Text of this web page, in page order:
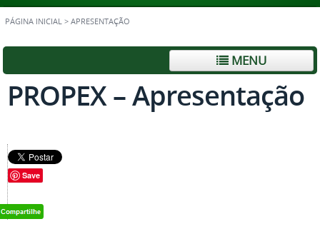
PÁGINA INICIAL > APRESENTAÇÃO
MENU
PROPEX – Apresentação
Save